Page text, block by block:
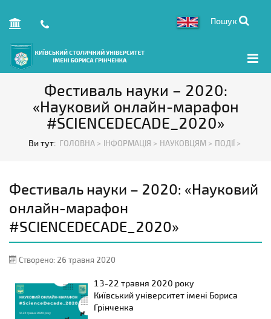
Пошук
Фестиваль науки – 2020:
«Науковий онлайн-марафон
#SCIENCEDECADE_2020»
Ви тут: ГОЛОВНА > ІНФОРМАЦІЯ > НАУКОВЦЯМ > ПОДІЇ >
Фестиваль науки – 2020: «Науковий
онлайн-марафон
#SCIENCEDECADE_2020»
Створено: 26 травня 2020
13-22 травня 2020 року
Київський університет імені Бориса
Грінченка